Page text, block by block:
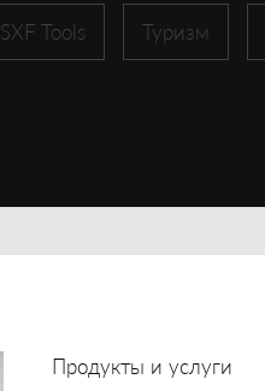
SXF Tools Туризм
Продукты и услуги